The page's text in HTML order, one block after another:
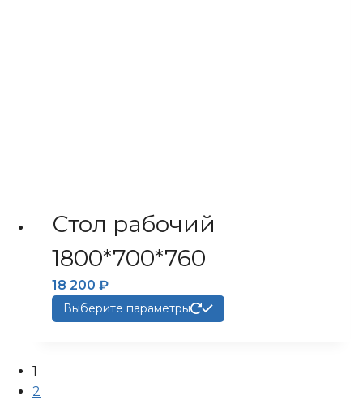
Стол рабочий
1800*700*760
18 200 ₽
Выберите параметры
товар
1
2